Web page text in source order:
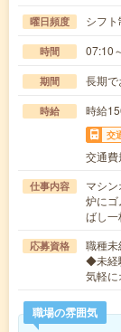
曜日頻度 シフト
時間 07:10
期間 長期で
時給 時給
交
交通
仕事内容
マシ
炉に
ばし
応募資格
職種未
◆未経
気軽
職場の雰囲気